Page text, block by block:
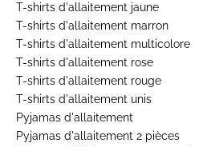
T-shirts d'allaitement jaune
T-shirts d'allaitement marron
T-shirts d'allaitement multicolore
T-shirts d'allaitement rose
T-shirts d'allaitement rouge
T-shirts d'allaitement unis
Pyjamas d'allaitement
Pyjamas d'allaitement 2 pièces